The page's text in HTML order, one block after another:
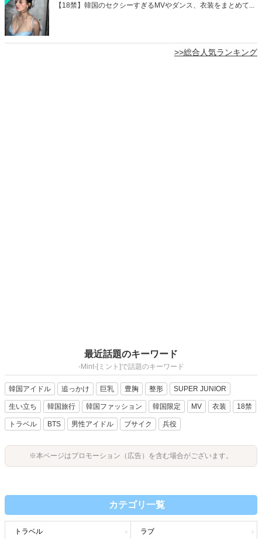
【18禁】韓国のセクシーすぎるMVやダンス、衣装をまとめて...
>>総合人気ランキング
最近話題のキーワード
-Mint-[ミント]で話題のキーワード
韓国アイドル 追っかけ 巨乳 豊胸 整形 SUPER JUNIOR
生い立ち 韓国旅行 韓国ファッション 韓国限定 MV 衣装 18禁
トラベル BTS 男性アイドル ブサイク 兵役
※本ページはプロモーション（広告）を含む場合がございます。
カテゴリ一覧
トラベル ラブ